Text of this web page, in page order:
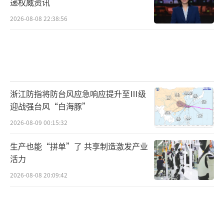
2026-08-08 22:38:56
浙江防指将防台风应急响应提升至Ⅲ级
迎战强台风“白海豚”
2026-08-09 00:15:32
生产也能“拼单”了 共享制造激发产业
活力
2026-08-08 20:09:42